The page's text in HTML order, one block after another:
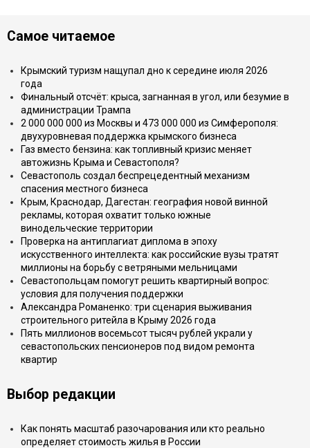
Самое читаемое
Крымский туризм нащупал дно к середине июля 2026
года
Финальный отсчёт: крыса, загнанная в угол, или безумие в
администрации Трампа
2 000 000 000 из Москвы и 473 000 000 из Симферополя:
двухуровневая поддержка крымского бизнеса
Газ вместо бензина: как топливный кризис меняет
автожизнь Крыма и Севастополя?
Севастополь создал беспрецедентный механизм
спасения местного бизнеса
Крым, Краснодар, Дагестан: география новой винной
рекламы, которая охватит только южные
винодельческие территории
Проверка на антиплагиат диплома в эпоху
искусственного интеллекта: как российские вузы тратят
миллионы на борьбу с ветряными мельницами
Севастопольцам помогут решить квартирный вопрос:
условия для получения поддержки
Александра Романенко: три сценария выживания
строительного ритейла в Крыму 2026 года
Пять миллионов восемьсот тысяч рублей украли у
севастопольских пенсионеров под видом ремонта
квартир
Выбор редакции
Как понять масштаб разочарования или кто реально
определяет стоимость жилья в России